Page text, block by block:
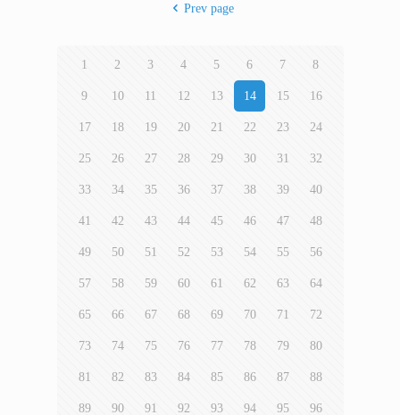
Prev page
1 2 3 4 5 6 7 8
9 10 11 12 13 14 15 16
17 18 19 20 21 22 23 24
25 26 27 28 29 30 31 32
33 34 35 36 37 38 39 40
41 42 43 44 45 46 47 48
49 50 51 52 53 54 55 56
57 58 59 60 61 62 63 64
65 66 67 68 69 70 71 72
73 74 75 76 77 78 79 80
81 82 83 84 85 86 87 88
89 90 91 92 93 94 95 96